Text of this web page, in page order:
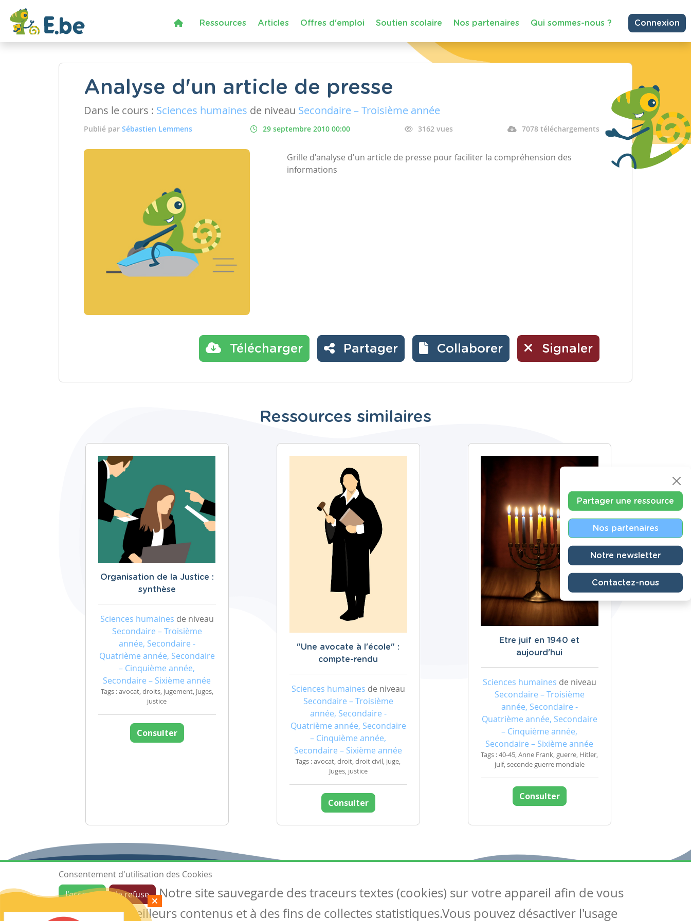
Ressources Articles Offres d'emploi Soutien scolaire Nos partenaires Qui sommes-nous ? Connexion
Analyse d'un article de presse
Dans le cours : Sciences humaines de niveau Secondaire – Troisième année
Publié par Sébastien Lemmens 29 septembre 2010 00:00 3162 vues 7078 téléchargements
Grille d'analyse d'un article de presse pour faciliter la compréhension des
informations
Télécharger Partager Collaborer Signaler
Ressources similaires
Organisation de la Justice :
synthèse
Sciences humaines de niveau
Secondaire – Troisième
année, Secondaire -
Quatrième année, Secondaire
– Cinquième année,
Secondaire – Sixième année
Tags : avocat, droits, jugement, Juges,
justice
Consulter
"Une avocate à l'école" :
compte-rendu
Sciences humaines de niveau
Secondaire – Troisième
année, Secondaire -
Quatrième année, Secondaire
– Cinquième année,
Secondaire – Sixième année
Tags : avocat, droit, droit civil, juge,
Juges, justice
Consulter
Etre juif en 1940 et
aujourd'hui
Sciences humaines de niveau
Secondaire – Troisième
année, Secondaire -
Quatrième année, Secondaire
– Cinquième année,
Secondaire – Sixième année
Tags : 40-45, Anne Frank, guerre, Hitler,
juif, seconde guerre mondiale
Consulter
Partager une ressource
Nos partenaires
Notre newsletter
Contactez-nous
Ressources
Les ressources
Articles
Tous les articles
Suivez-nous
Contactez-nous
Consentement d'utilisation des Cookies
J'accepte
Je refuse
Notre site sauvegarde des traceurs textes (cookies) sur votre appareil afin de vous
garantir de meilleurs contenus et à des fins de collectes statistiques.Vous pouvez désactiver l'usage